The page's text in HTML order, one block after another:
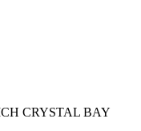
CRYSTAL BAY